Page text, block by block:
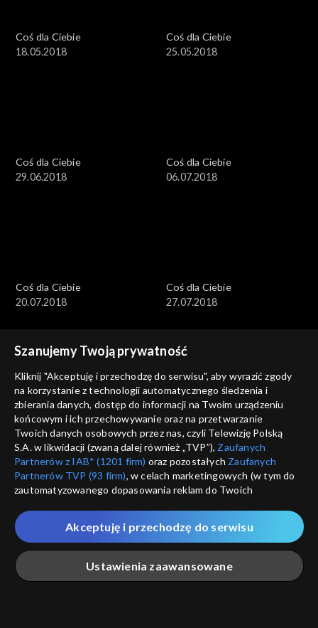
Coś dla Ciebie
18.05.2018
Coś dla Ciebie
25.05.2018
Coś dla Ciebie
29.06.2018
Coś dla Ciebie
06.07.2018
Coś dla Ciebie
20.07.2018
Coś dla Ciebie
27.07.2018
Coś dla Ciebie
03.08.2018
Coś dla Ciebie
10.08.2018
Coś dla Ciebie
17.08.2018
Coś dla Ciebie
24.08.2018
Szanujemy Twoją prywatność
Kliknij "Akceptuję i przechodzę do serwisu", aby wyrazić zgody
na korzystanie z technologii automatycznego śledzenia i
zbierania danych, dostęp do informacji na Twoim urządzeniu
końcowym i ich przechowywanie oraz na przetwarzanie
Twoich danych osobowych przez nas, czyli Telewizję Polską
S.A. w likwidacji (zwaną dalej również „TVP”), Zaufanych
Partnerów z IAB* (1201 firm) oraz pozostałych Zaufanych
Partnerów TVP (93 firm), w celach marketingowych (w tym do
zautomatyzowanego dopasowania reklam do Twoich
które wskazujemy poniżej, a także zgody na udostępnianie
przez nas identyfikatora PPID do Google.
Twoje dane osobowe zbierane podczas odwiedzania przez
Ciebie naszych
poszczególnych serwisówzwanych dalej
„Portalem”, w tym informacje zapisywane za pomocą
Ustawienia zaawansowane
Akceptuję i przechodzę do serwisu